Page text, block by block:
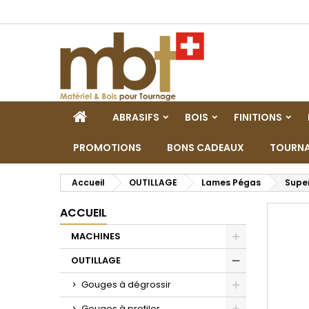
ACCUEILABRASIFS BOIS FINITIONS
PROMOTIONS BONS CADEAUX
Accueil OUTILLAGE Lames Pégas
ACCUEIL
MACHINES
OUTILLAGE
Gouges à dégrossir